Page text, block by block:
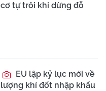
cơ tự trôi khi dừng đỗ
EU lập kỷ lục mới về
lượng khí đốt nhập khẩu